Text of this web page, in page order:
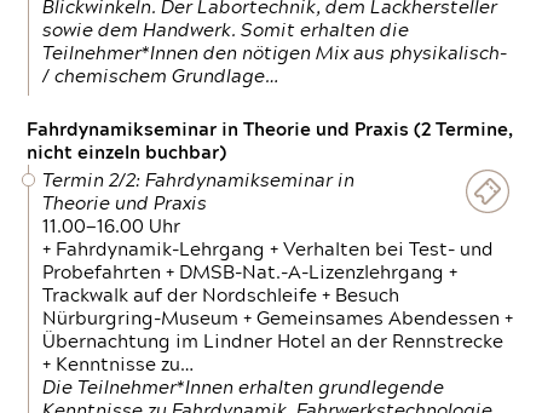
Blickwinkeln. Der Labortechnik, dem Lackhersteller
sowie dem Handwerk. Somit erhalten die
Teilnehmer*Innen den nötigen Mix aus physikalisch-
/ chemischem Grundlage…
Fahrdynamikseminar in Theorie und Praxis (2 Termine,
nicht einzeln buchbar)
Termin 2/2: Fahrdynamikseminar in
Theorie und Praxis
11.00—16.00 Uhr
+ Fahrdynamik-Lehrgang + Verhalten bei Test- und
Probefahrten + DMSB-Nat.-A-Lizenzlehrgang +
Trackwalk auf der Nordschleife + Besuch
Nürburgring-Museum + Gemeinsames Abendessen +
Übernachtung im Lindner Hotel an der Rennstrecke
+ Kenntnisse zu…
Die Teilnehmer*Innen erhalten grundlegende